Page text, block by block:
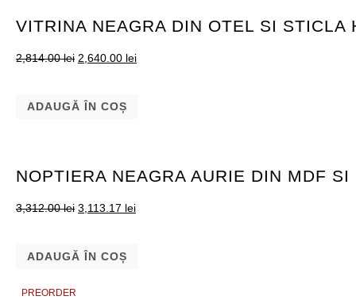
VITRINA NEAGRA DIN OTEL SI STICLA
2,814.00lei 2,640.00 lei
ADAUGĂ ÎN COȘ
NOPTIERA NEAGRA AURIE DIN MDF
3,312.00lei 3,113.17 lei
ADAUGĂ ÎN COȘ
PREORDER
PREORDER